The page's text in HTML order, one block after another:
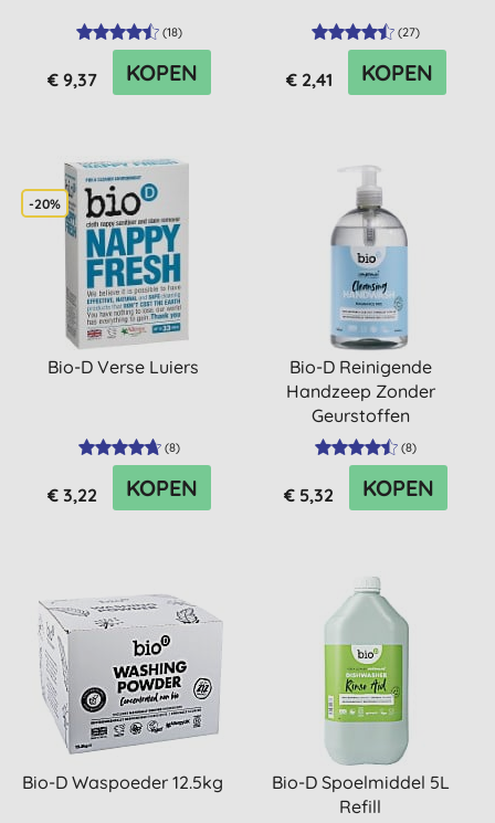
(18)
€ 9,37 KOPEN
(27)
€ 2,41 KOPEN
-20%
Bio-D Verse Luiers
(8)
€ 3,22 KOPEN
Bio-D Reinigende
Handzeep Zonder
Geurstoffen
(8)
€ 5,32 KOPEN
Bio-D Waspoeder 12.5kg
Bio-D Spoelmiddel 5L
Refill